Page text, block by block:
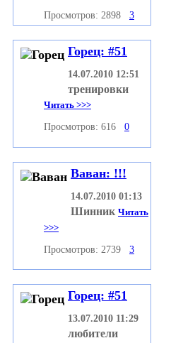
Просмотров: 2898 3
Горец: #51
14.07.2010 12:51
тренировки
Читать >>>
Просмотров: 616 0
Ваван: !!!
14.07.2010 01:13
Шинник Читать
>>>
Просмотров: 2739 3
Горец: #51
13.07.2010 11:29
любители